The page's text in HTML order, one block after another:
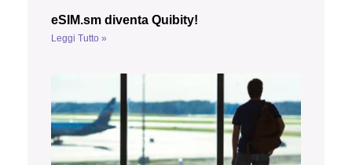
eSIM.sm diventa Quibity!
Leggi Tutto »